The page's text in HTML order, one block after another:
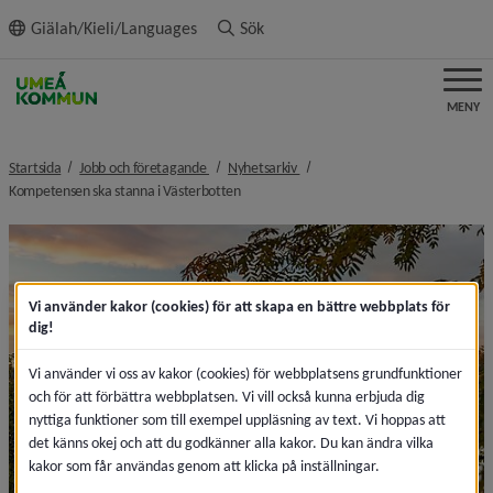
innehållet
Giälah/Kieli/Languages Sök
MENY
Startsida Jobb och företagande nivå i brödsmulenavigeringen
Nyhetsarkiv nivå i brödsmulenavigeringen
Kompetensen ska stanna i Västerbottennivå i brödsmulenavigeringen
Vi använder kakor (cookies) för att skapa en bättre webbplats för
dig!
Vi använder vi oss av kakor (cookies) för webbplatsens grundfunktioner
och för att förbättra webbplatsen. Vi vill också kunna erbjuda dig
nyttiga funktioner som till exempel uppläsning av text. Vi hoppas att
det känns okej och att du godkänner alla kakor. Du kan ändra vilka
kakor som får användas genom att klicka på inställningar.